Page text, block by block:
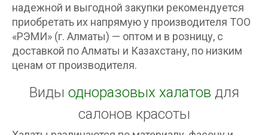
надежной и выгодной закупки рекомендуется
приобретать их напрямую у производителя ТОО
«РЭМИ» (г. Алматы) — оптом и в розницу, с
доставкой по Алматы и Казахстану, по низким
ценам от производителя.
Виды одноразовых халатов для
салонов красоты